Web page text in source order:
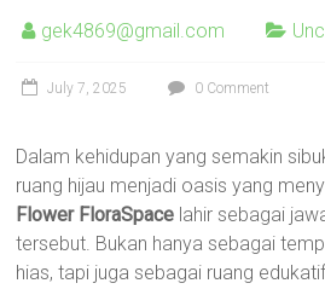
gek4869@gmail.com
July 7, 2025 0 Comment
Dalam kehidupan yang semakin
ruang hijau menjadi oasis yang
Flower FloraSpace lahir sebagai
tersebut. Bukan hanya sebagai
hias, tapi juga sebagai ruang